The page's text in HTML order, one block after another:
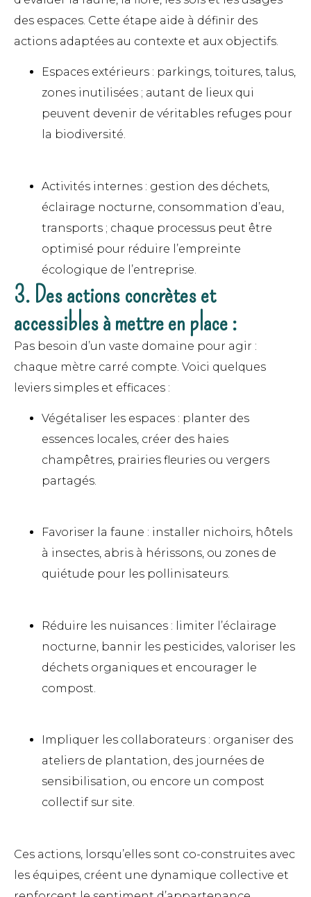
des espaces. Cette étape aide à définir des
actions adaptées au contexte et aux objectifs.
Espaces extérieurs : parkings, toitures, talus,
zones inutilisées ; autant de lieux qui
peuvent devenir de véritables refuges pour
la biodiversité.
Activités internes : gestion des déchets,
éclairage nocturne, consommation d’eau,
transports ; chaque processus peut être
optimisé pour réduire l’empreinte
écologique de l’entreprise.
3. Des actions concrètes et
accessibles à mettre en place :
Pas besoin d’un vaste domaine pour agir :
chaque mètre carré compte. Voici quelques
leviers simples et efficaces :
Végétaliser les espaces : planter des
essences locales, créer des haies
champêtres, prairies fleuries ou vergers
partagés.
Favoriser la faune : installer nichoirs, hôtels
à insectes, abris à hérissons, ou zones de
quiétude pour les pollinisateurs.
Réduire les nuisances : limiter l’éclairage
nocturne, bannir les pesticides, valoriser les
déchets organiques et encourager le
compost.
Impliquer les collaborateurs : organiser des
ateliers de plantation, des journées de
sensibilisation, ou encore un compost
collectif sur site.
Ces actions, lorsqu’elles sont co-construites avec
les équipes, créent une dynamique collective et